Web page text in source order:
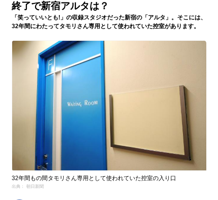
終了で新宿アルタは？
「笑っていいとも!」の収録スタジオだった新宿の「アルタ」。そこには、
32年間にわたってタモリさん専用として使われていた控室があります。
32年間もの間タモリさん専用として使われていた控室の入り口
出典： 朝日新聞